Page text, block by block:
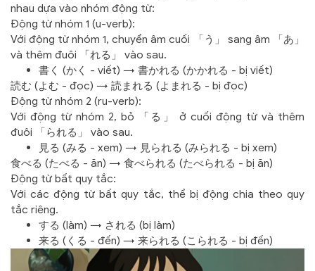
nhau dựa vào nhóm động từ:
Động từ nhóm 1 (u-verb):
Với động từ nhóm 1, chuyển âm cuối 「う」 sang âm 「あ」
và thêm đuôi 「れる」 vào sau.
書く (かく - viết) → 書かれる (かかれる - bị viết)
読む (よむ - đọc) → 読まれる (よまれる - bị đọc)
Động từ nhóm 2 (ru-verb):
Với động từ nhóm 2, bỏ 「る」 ở cuối động từ và thêm
đuôi 「られる」 vào sau.
見る (みる - xem) → 見られる (みられる - bị xem)
食べる (たべる - ăn) → 食べられる (たべられる - bị ăn)
Động từ bất quy tắc:
Với các động từ bất quy tắc, thể bị động chia theo quy
tắc riêng.
する (làm) → される (bị làm)
来る (くる - đến) → 来られる (こられる - bị đến)